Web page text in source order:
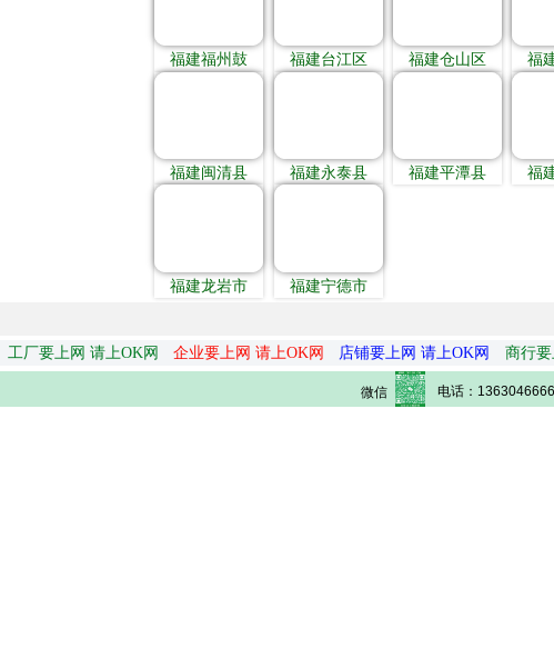
福建福州鼓 福建台江区 福建仓山区 福
福建闽清县 福建永泰县 福建平潭县 福
福建龙岩市
福建宁德市
工厂要上网 请上OK网
企业要上网 请上OK网 店铺要上网 请上OK网 商行
微信 电话：